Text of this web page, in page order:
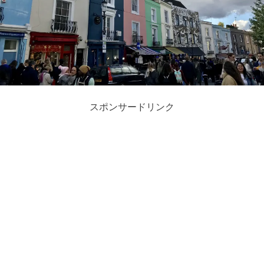
スポンサードリンク